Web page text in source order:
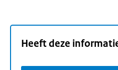
Heeft deze